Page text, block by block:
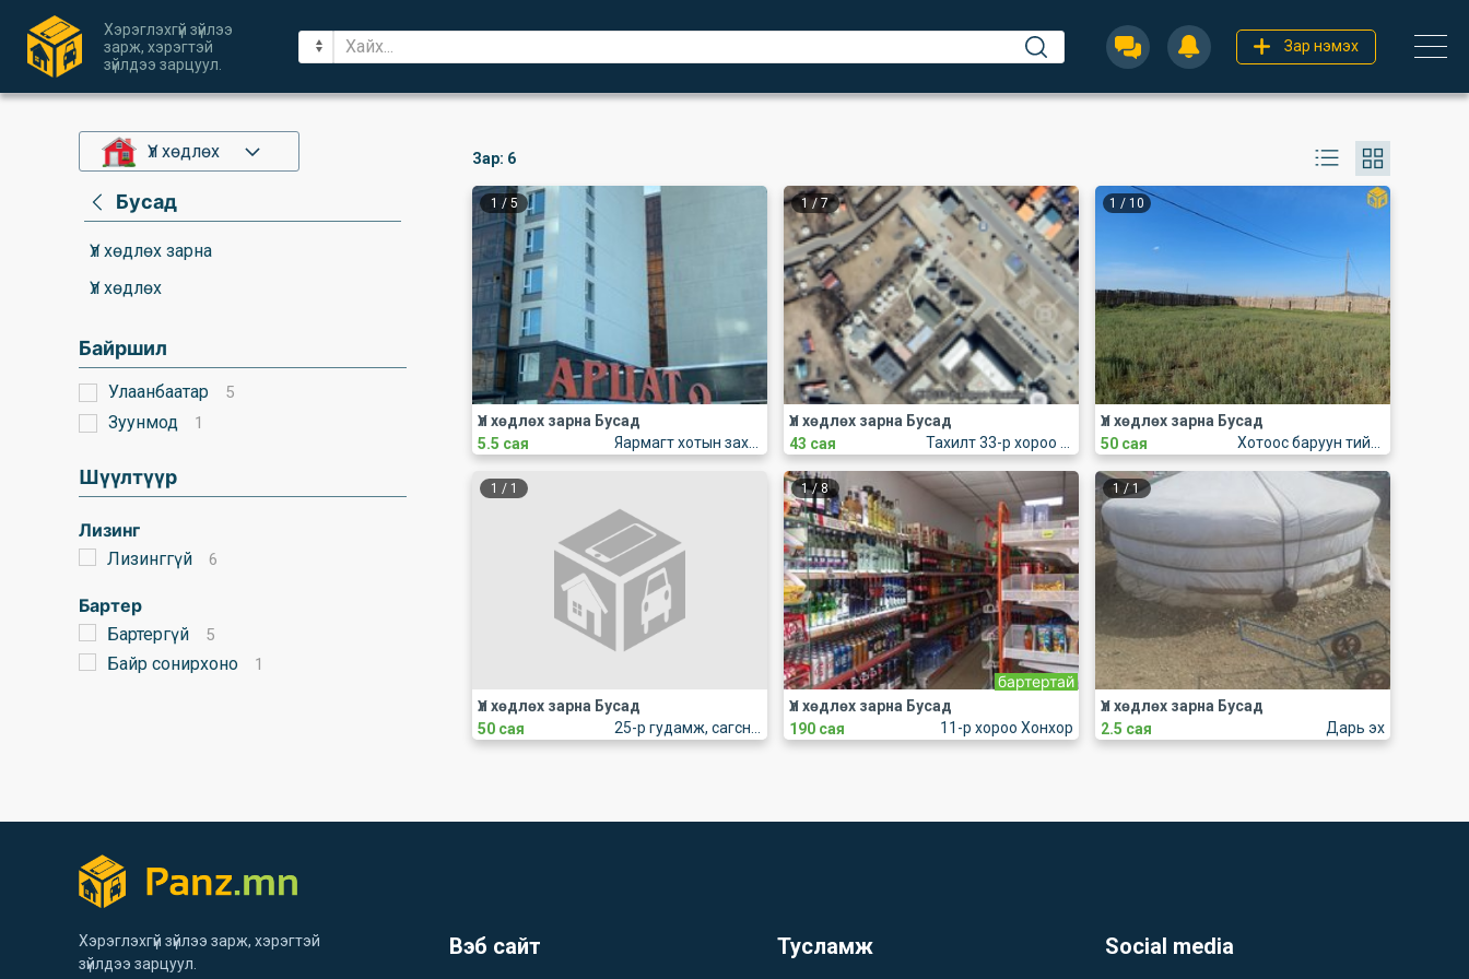
Хэрэглэхгүй зүйлээ
зарж, хэрэгтэй
зүйлдээ зарцуул.
Зар нэмэх
Үл хөдлөх
Бусад
Үл хөдлөх зарна
Үл хөдлөх
Байршил
Улаанбаатар 5
Зуунмод 1
Шүүлтүүр
Лизинг
Лизинггүй 6
Бартер
Бартергүй 5
Байр сонирхоно 1
Зар: 6
1 / 5
Яармагт хотын захиргааны урд Арцат2
Үл хөдлөх зарна Бусад
5.5 сая
1 /7
Үл хөдлөх зарна Бусад
43 сая
1 / 10
Үл хөдлөх зарна Бусад
50 сая
1 / 1
Үл хөдлөх зарна Бусад
50 сая
1/8
бартертай
11-р хороо Хонхор
Үл хөдлөх зарна Бусад
190 сая
1 /1
Дарь эх
Үл хөдлөх зарна Бусад
2.5 сая
Хэрэглэхгүй зүйлээ зарж, хэрэгтэй
зүйлдээ зарцуул.
Вэб сайт Тусламж Social media